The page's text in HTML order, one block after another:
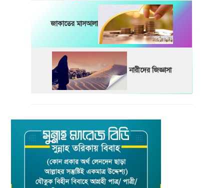
জাকাতের মাসআলা
নারীদের জিজ্ঞাসা